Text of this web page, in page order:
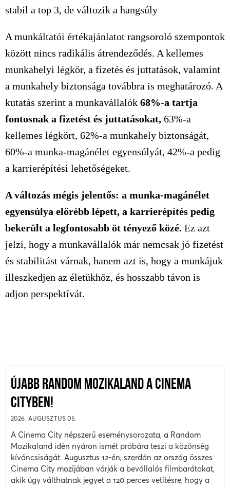
stabil a top 3, de változik a hangsúly
A munkáltatói értékajánlatot rangsoroló szempontok
között nincs radikális átrendeződés. A kellemes
munkahelyi légkör, a fizetés és juttatások, valamint
a munkahely biztonsága továbbra is meghatározó. A
kutatás szerint a munkavállalók 68%-a tartja
fontosnak a fizetést és juttatásokat, 63%-a
kellemes légkört, 62%-a munkahely biztonságát,
60%-a munka-magánélet egyensúlyát, 42%-a pedig
a karrierépítési lehetőségeket.
A változás mégis jelentős: a munka-magánélet
egyensúlya előrébb lépett, a karrierépítés pedig
bekerült a legfontosabb öt tényező közé. Ez azt
jelzi, hogy a munkavállalók már nemcsak jó fizetést
és stabilitást várnak, hanem azt is, hogy a munkájuk
illeszkedjen az életükhöz, és hosszabb távon is
adjon perspektívát.
ÚJABB RANDOM MOZIKALAND A CINEMA
CITYBEN!
2026. AUGUSZTUS 05.
A Cinema City népszerű eseménysorozata, a Random
Mozikaland idén nyáron ismét próbára teszi a közönség
kíváncsiságát. Augusztus 12-én, szerdán az ország összes
Cinema City mozijában várják a bevállalós filmbarátokat,
akik úgy válthatnak jegyet a 120 perces vetítésre, hogy a